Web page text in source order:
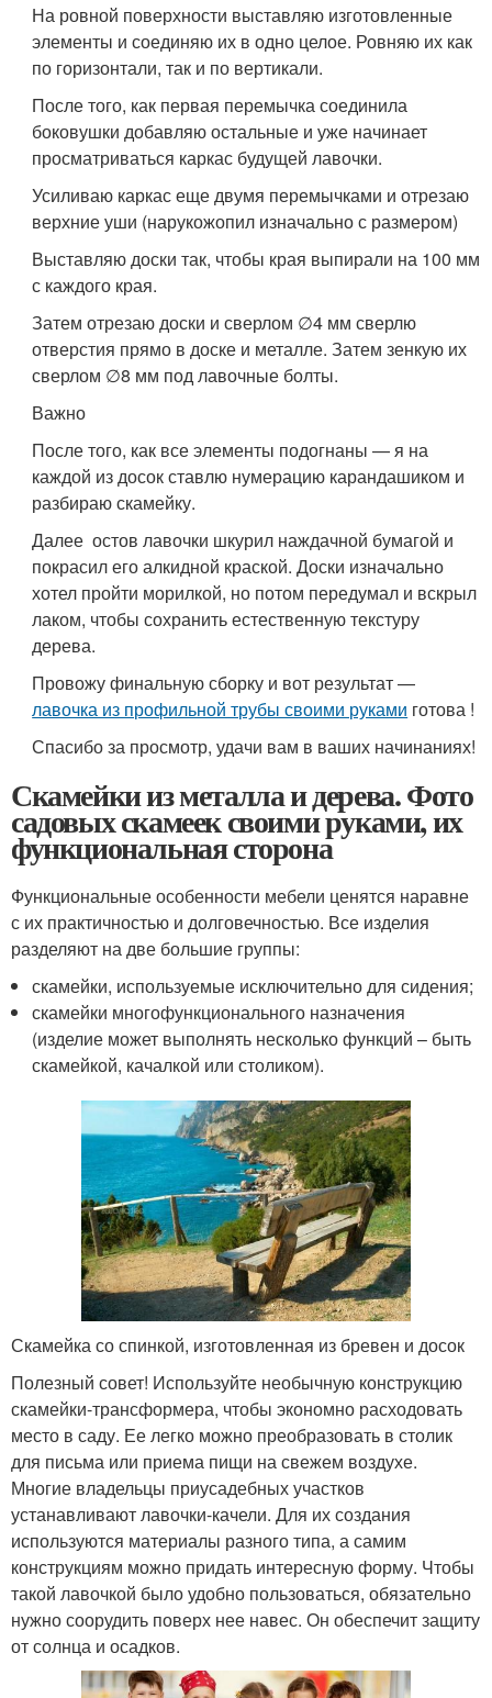
На ровной поверхности выставляю изготовленные
элементы и соединяю их в одно целое. Ровняю их как
по горизонтали, так и по вертикали.
После того, как первая перемычка соединила
боковушки добавляю остальные и уже начинает
просматриваться каркас будущей лавочки.
Усиливаю каркас еще двумя перемычками и отрезаю
верхние уши (нарукожопил изначально с размером)
Выставляю доски так, чтобы края выпирали на 100 мм
с каждого края.
Затем отрезаю доски и сверлом ∅4 мм сверлю
отверстия прямо в доске и металле. Затем зенкую их
сверлом ∅8 мм под лавочные болты.
Важно
После того, как все элементы подогнаны — я на
каждой из досок ставлю нумерацию карандашиком и
разбираю скамейку.
Далее остов лавочки шкурил наждачной бумагой и
покрасил его алкидной краской. Доски изначально
хотел пройти морилкой, но потом передумал и вскрыл
лаком, чтобы сохранить естественную текстуру
дерева.
Провожу финальную сборку и вот результат —
лавочка из профильной трубы своими руками готова !
Спасибо за просмотр, удачи вам в ваших начинаниях!
Скамейки из металла и дерева. Фото
садовых скамеек своими руками, их
функциональная сторона
Функциональные особенности мебели ценятся наравне
с их практичностью и долговечностью. Все изделия
разделяют на две большие группы:
скамейки, используемые исключительно для сидения;
скамейки многофункционального назначения
(изделие может выполнять несколько функций – быть
скамейкой, качалкой или столиком).
Скамейка со спинкой, изготовленная из бревен и досок
Полезный совет! Используйте необычную конструкцию
скамейки-трансформера, чтобы экономно расходовать
место в саду. Ее легко можно преобразовать в столик
для письма или приема пищи на свежем воздухе.
Многие владельцы приусадебных участков
устанавливают лавочки-качели. Для их создания
используются материалы разного типа, а самим
конструкциям можно придать интересную форму. Чтобы
такой лавочкой было удобно пользоваться, обязательно
нужно соорудить поверх нее навес. Он обеспечит защиту
от солнца и осадков.